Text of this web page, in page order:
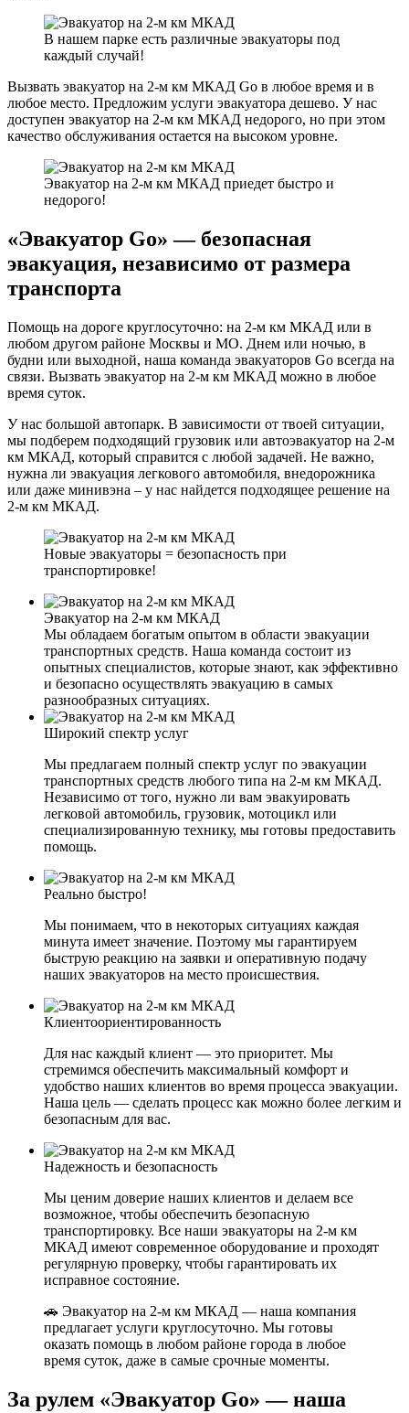
В нашем парке есть различные эвакуаторы под
каждый случай!
Вызвать эвакуатор на 2-м км МКАД Go в любое время и в
любое место. Предложим услуги эвакуатора дешево. У нас
доступен эвакуатор на 2-м км МКАД недорого, но при этом
качество обслуживания остается на высоком уровне.
Эвакуатор на 2-м км МКАД приедет быстро и
недорого!
«Эвакуатор Go» — безопасная
эвакуация, независимо от размера
транспорта
Помощь на дороге круглосуточно: на 2-м км МКАД или в
любом другом районе Москвы и МО. Днем или ночью, в
будни или выходной, наша команда эвакуаторов Go всегда на
связи. Вызвать эвакуатор на 2-м км МКАД можно в любое
время суток.
У нас большой автопарк. В зависимости от твоей ситуации,
мы подберем подходящий грузовик или автоэвакуатор на 2-м
км МКАД, который справится с любой задачей. Не важно,
нужна ли эвакуация легкового автомобиля, внедорожника
или даже минивэна – у нас найдется подходящее решение на
2-м км МКАД.
Новые эвакуаторы = безопасность при
транспортировке!
Эвакуатор на 2-м км МКАД
Мы обладаем богатым опытом в области эвакуации
транспортных средств. Наша команда состоит из
опытных специалистов, которые знают, как эффективно
и безопасно осуществлять эвакуацию в самых
разнообразных ситуациях.
Широкий спектр услуг
Мы предлагаем полный спектр услуг по эвакуации
транспортных средств любого типа на 2-м км МКАД.
Независимо от того, нужно ли вам эвакуировать
легковой автомобиль, грузовик, мотоцикл или
специализированную технику, мы готовы предоставить
помощь.
Реально быстро!
Мы понимаем, что в некоторых ситуациях каждая
минута имеет значение. Поэтому мы гарантируем
быструю реакцию на заявки и оперативную подачу
наших эвакуаторов на место происшествия.
Клиентоориентированность
Для нас каждый клиент — это приоритет. Мы
стремимся обеспечить максимальный комфорт и
удобство наших клиентов во время процесса эвакуации.
Наша цель — сделать процесс как можно более легким и
безопасным для вас.
Надежность и безопасность
Мы ценим доверие наших клиентов и делаем все
возможное, чтобы обеспечить безопасную
транспортировку. Все наши эвакуаторы на 2-м км
МКАД имеют современное оборудование и проходят
регулярную проверку, чтобы гарантировать их
исправное состояние.
🚗 Эвакуатор на 2-м км МКАД — наша компания
предлагает услуги круглосуточно. Мы готовы
оказать помощь в любом районе города в любое
время суток, даже в самые срочные моменты.
За рулем «Эвакуатор Go» — наша